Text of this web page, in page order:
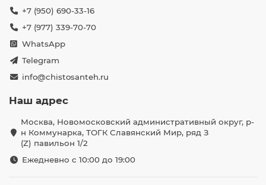
+7 (950) 690-33-16
+7 (977) 339-70-70
WhatsApp
Telegram
info@chistosanteh.ru
Наш адрес
Москва, Новомосковский административный округ, р-
н Коммунарка, ТОГК Славянский Мир, ряд З
(Z) павильон 1/2
Ежедневно с 10:00 до 19:00